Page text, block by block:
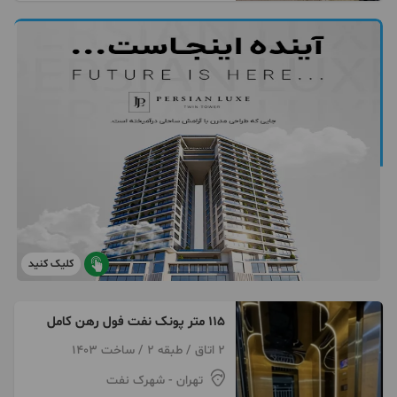
کلیک کنید
۱۱۵ متر پونک نفت فول رهن کامل
2 اتاق / طبقه 2 / ساخت 1403
تهران - شهرک نفت